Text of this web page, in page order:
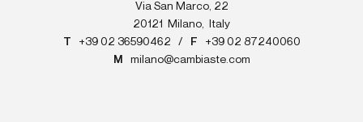
Via San Marco, 22
20121
Milano,
Italy
T
+39 02 36590462 / F
+39 02 87240060
M
milano@cambiaste.com